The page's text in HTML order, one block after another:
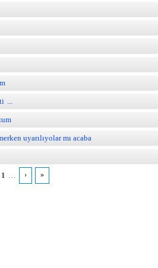
uyarılıyolar mı acaba
1 › »